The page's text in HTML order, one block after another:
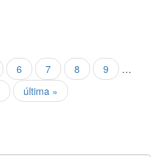
6 7 8 9
…
última »